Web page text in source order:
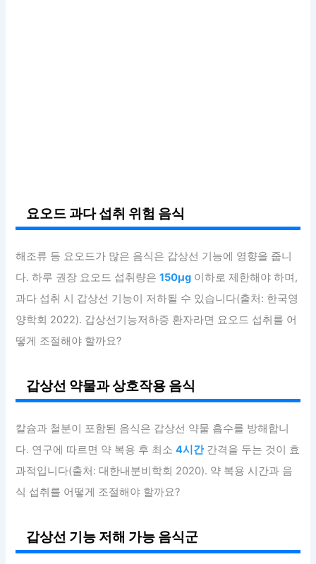
요오드 과다 섭취 위험 음식
해조류 등 요오드가 많은 음식은 갑상선 기능에 영향을 줍니
다. 하루 권장 요오드 섭취량은150μg 이하로 제한해야 하며,
과다 섭취 시 갑상선 기능이 저하될 수 있습니다(출처: 한국영
양학회 2022). 갑상선기능저하증 환자라면 요오드 섭취를 어
떻게 조절해야 할까요?
갑상선 약물과 상호작용 음식
칼슘과 철분이 포함된 음식은 갑상선 약물 흡수를 방해합니
다. 연구에 따르면 약 복용 후 최소4시간간격을 두는 것이 효
과적입니다(출처: 대한내분비학회 2020). 약 복용 시간과 음
식 섭취를 어떻게 조절해야 할까요?
갑상선 기능 저해 가능 음식군